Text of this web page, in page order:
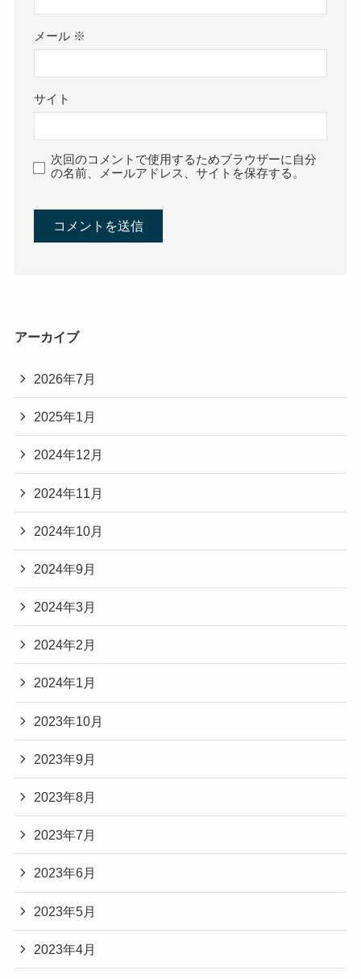
メール ※
サイト
次回のコメントで使用するためブラウザーに自分
の名前、メールアドレス、サイトを保存する。
アーカイブ
2026年7月
2025年1月
2024年12月
2024年11月
2024年10月
2024年9月
2024年3月
2024年2月
2024年1月
2023年10月
2023年9月
2023年8月
2023年7月
2023年6月
2023年5月
2023年4月